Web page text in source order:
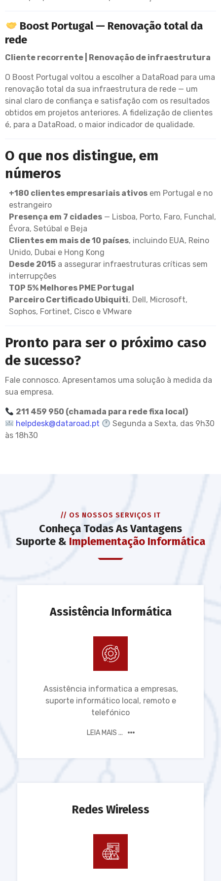
Boost Portugal — Renovação total da
rede
Cliente recorrente | Renovação de infraestrutura
O Boost Portugal voltou a escolher a DataRoad para uma
renovação total da sua infraestrutura de rede — um
sinal claro de confiança e satisfação com os resultados
obtidos em projetos anteriores. A fidelização de clientes
é, para a DataRoad, o maior indicador de qualidade.
O que nos distingue, em
números
+180 clientes empresariais ativos em Portugal e no
estrangeiro
Presença em 7 cidades — Lisboa, Porto, Faro, Funchal,
Évora, Setúbal e Beja
Clientes em mais de 10 países, incluindo EUA, Reino
Unido, Dubai e Hong Kong
Desde 2015 a assegurar infraestruturas críticas sem
interrupções
TOP 5% Melhores PME Portugal
Parceiro Certificado Ubiquiti, Dell, Microsoft,
Sophos, Fortinet, Cisco e VMware
Pronto para ser o próximo caso
de sucesso?
Fale connosco. Apresentamos uma solução à medida da
sua empresa.
211 459 950 (chamada para rede fixa local)
helpdesk@dataroad.pt
Segunda a Sexta, das 9h30
às 18h30
// OS NOSSOS SERVIÇOS IT
Conheça Todas As Vantagens
Suporte & Implementação Informática
Assistência Informática
Assistência informatica a empresas,
suporte informático local, remoto e
telefónico
LEIA MAIS ...
Redes Wireless